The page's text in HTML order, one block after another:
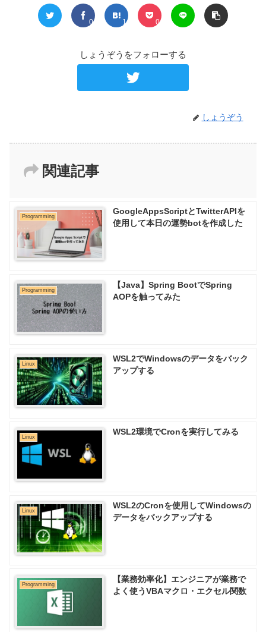
0 1 0
しょうぞうをフォローする
しょうぞう
関連記事
Programming
GoogleAppsScriptとTwitterAPIを
使用して本日の運勢botを作成した
Programming
【Java】Spring BootでSpring
AOPを触ってみた
Linux
WSL2でWindowsのデータをバック
アップする
Linux
WSL2環境でCronを実行してみる
Linux
WSL2のCronを使用してWindowsの
データをバックアップする
Programming
【業務効率化】エンジニアが業務で
よく使うVBAマクロ・エクセル関数